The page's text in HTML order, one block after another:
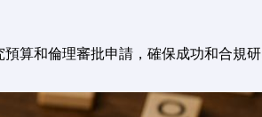
算和倫理審批申請，確保成功和合規研